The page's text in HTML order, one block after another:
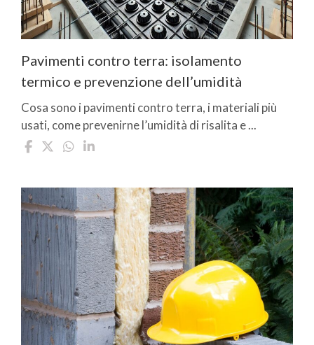
Pavimenti contro terra: isolamento
termico e prevenzione dell’umidità
Cosa sono i pavimenti contro terra, i materiali più
usati, come prevenirne l’umidità di risalita e ...